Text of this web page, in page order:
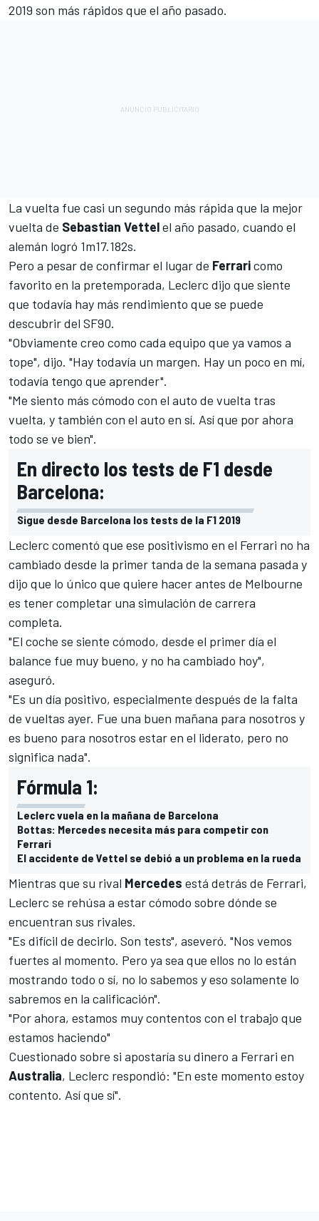
2019 son más rápidos que el año pasado.
La vuelta fue casi un segundo más rápida que la mejor
vuelta de Sebastian Vettelel año pasado, cuando el
alemán logró 1m17.182s.
Pero a pesar de confirmar el lugar de Ferraricomo
favorito en la pretemporada, Leclerc dijo que siente
que todavía hay más rendimiento que se puede
descubrir del SF90.
"Obviamente creo como cada equipo que ya vamos a
tope", dijo. "Hay todavía un margen. Hay un poco en mí,
todavía tengo que aprender".
"Me siento más cómodo con el auto de vuelta tras
vuelta, y también con el auto en sí. Así que por ahora
todo se ve bien".
En directo los tests de F1 desde
Barcelona:
Sigue desde Barcelona los tests de la F1 2019
Leclerc comentó que ese positivismo en el Ferrari no ha
cambiado desde la primer tanda de la semana pasada y
dijo que lo único que quiere hacer antes de Melbourne
es tener completar una simulación de carrera
completa.
"El coche se siente cómodo, desde el primer día el
balance fue muy bueno, y no ha cambiado hoy",
aseguró.
"Es un día positivo, especialmente después de la falta
de vueltas ayer. Fue una buen mañana para nosotros y
es bueno para nosotros estar en el liderato, pero no
significa nada".
Fórmula 1:
Leclerc vuela en la mañana de Barcelona
Bottas: Mercedes necesita más para competir con
Ferrari
El accidente de Vettel se debió a un problema en la rueda
Mientras que su rival Mercedes está detrás de Ferrari,
Leclerc se rehúsa a estar cómodo sobre dónde se
encuentran sus rivales.
"Es difícil de decirlo. Son tests", aseveró. "Nos vemos
fuertes al momento. Pero ya sea que ellos no lo están
mostrando todo o sí, no lo sabemos y eso solamente lo
sabremos en la calificación".
"Por ahora, estamos muy contentos con el trabajo que
estamos haciendo"
Cuestionado sobre si apostaría su dinero a Ferrari en
Australia, Leclerc respondió: "En este momento estoy
contento. Así que sí".